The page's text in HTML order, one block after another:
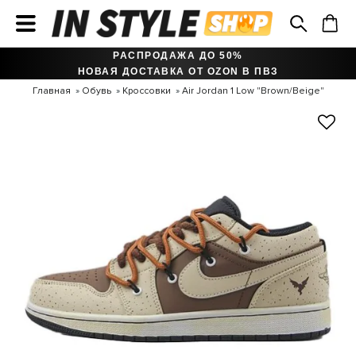
РАСПРОДАЖА ДО 50%
НОВАЯ ДОСТАВКА ОТ OZON В ПВЗ
Главная Обувь Кроссовки Air Jordan 1 Low "Brown/Beige"